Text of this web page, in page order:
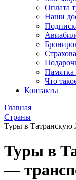
Оплата
Наши
Памятка
Что
Контакты
Главная
Страны
Туры в Татранскую
Туры в
—